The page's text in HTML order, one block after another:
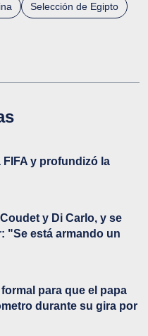
Selección de Egipto
FIFA y profundizó la
y Di Carlo, y se
"Se está armando un
para que el papa
durante su gira por